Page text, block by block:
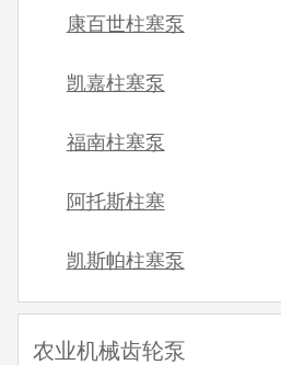
康百世柱塞泵
凯嘉柱塞泵
福南柱塞泵
阿托斯柱塞
凯斯帕柱塞泵
农业机械齿轮泵